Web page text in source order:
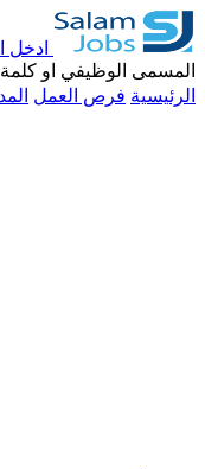
ادخل
المسمى الوظيفي او
الرئيسية فرص العمل